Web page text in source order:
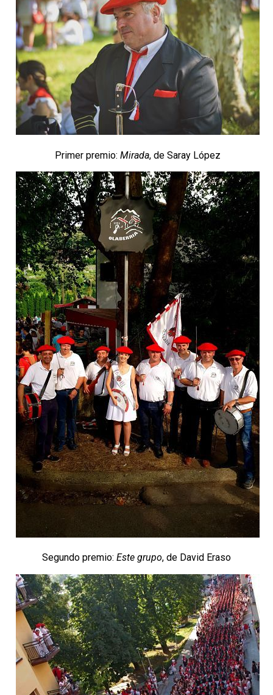
Primer premio: Mirada, de Saray López
Segundo premio: Este grupo, de David Eraso